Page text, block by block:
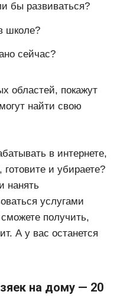
бы развиваться?
школе?
сейчас?
областей, покажут
найти свою
в интернете,
и убираете?
нанять
услугами
получить,
А у вас останется
на дому — 20